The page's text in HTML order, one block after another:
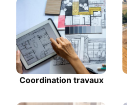
Coordination travaux